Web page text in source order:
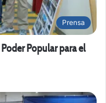
Prensa
Popular para el